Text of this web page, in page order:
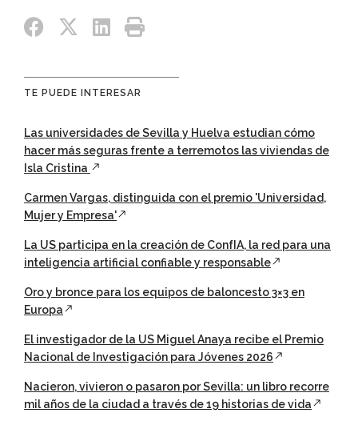
TE PUEDE INTERESAR
Las universidades de Sevilla y Huelva estudian cómo
hacer más seguras frente a terremotos las viviendas de
Isla Cristina
Carmen Vargas, distinguida con el premio 'Universidad,
Mujer y Empresa'
La US participa en la creación de ConfIA, la red para una
inteligencia artificial confiable y responsable
Oro y bronce para los equipos de baloncesto 3×3 en
Europa
El investigador de la US Miguel Anaya recibe el Premio
Nacional de Investigación para Jóvenes 2026
Nacieron, vivieron o pasaron por Sevilla: un libro recorre
mil años de la ciudad a través de 19 historias de vida